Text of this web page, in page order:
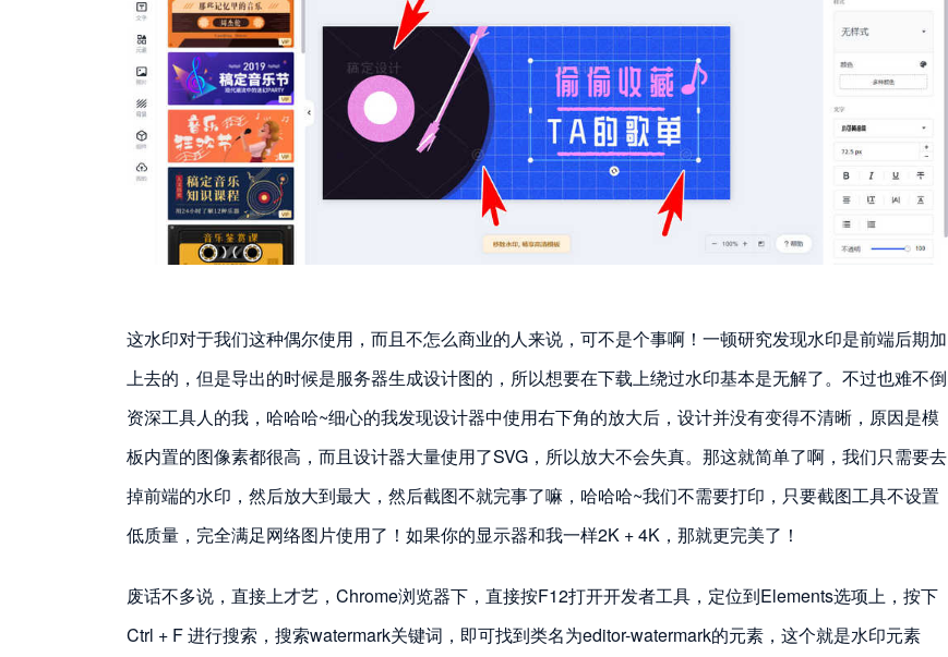
这水印对于我们这种偶尔使用，而且不怎么商业的人来说，可不是个事啊！一顿研究发现水印是前端后期加
上去的，但是导出的时候是服务器生成设计图的，所以想要在下载上绕过水印基本是无解了。不过也难不倒
资深工具人的我，哈哈哈~细心的我发现设计器中使用右下角的放大后，设计并没有变得不清晰，原因是模
板内置的图像素都很高，而且设计器大量使用了SVG，所以放大不会失真。那这就简单了啊，我们只需要去
掉前端的水印，然后放大到最大，然后截图不就完事了嘛，哈哈哈~我们不需要打印，只要截图工具不设置
低质量，完全满足网络图片使用了！如果你的显示器和我一样2K + 4K，那就更完美了！
废话不多说，直接上才艺，Chrome浏览器下，直接按F12打开开发者工具，定位到Elements选项上，按下
Ctrl + F 进行搜索，搜索watermark关键词，即可找到类名为editor-watermark的元素，这个就是水印元素